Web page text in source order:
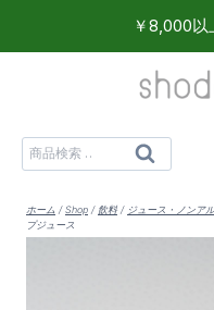
容
￥8,000
検
対
検
ホーム / Shop / 飲料 / ジュース・ノンア
プジュース